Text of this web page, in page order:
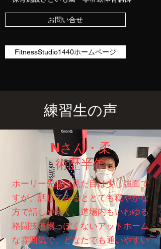
お問い合せ
FitnessStudio1440ホームページ
練習生の声
​Nさん・柔
術歴半年
​ホーリー先生は見た目は少し強面で
すが、話してみるととても穏やかな
方で話しやすく、道場内もいわゆる
格闘技道場っぽくないアットホーム
な雰囲気で、どなたでも通いやすい